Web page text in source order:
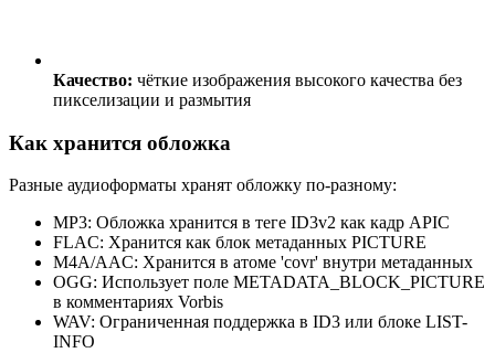
Качество: чёткие изображения высокого качества без
пикселизации и размытия
Как хранится обложка
Разные аудиоформаты хранят обложку по-разному:
MP3: Обложка хранится в теге ID3v2 как кадр APIC
FLAC: Хранится как блок метаданных PICTURE
M4A/AAC: Хранится в атоме 'covr' внутри метаданных
OGG: Использует поле METADATA_BLOCK_PICTURE
в комментариях Vorbis
WAV: Ограниченная поддержка в ID3 или блоке LIST-
INFO